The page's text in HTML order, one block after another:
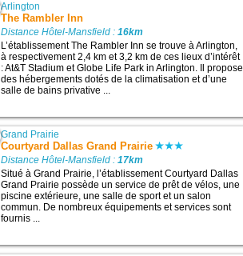
Arlington
The Rambler Inn
Distance Hôtel-Mansfield :16km
L’établissement The Rambler Inn se trouve à Arlington,
à respectivement 2,4 km et 3,2 km de ces lieux d’intérêt
: At&T Stadium et Globe Life Park in Arlington. Il propose
des hébergements dotés de la climatisation et d’une
salle de bains privative ...
Grand Prairie
Courtyard Dallas Grand Prairie
Distance Hôtel-Mansfield :17km
Situé à Grand Prairie, l’établissement Courtyard Dallas
Grand Prairie possède un service de prêt de vélos, une
piscine extérieure, une salle de sport et un salon
commun. De nombreux équipements et services sont
fournis ...